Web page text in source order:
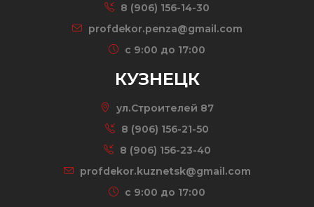
8 (906) 156-14-30
profdekor.penza@gmail.com
c 9:00 до 17:00
КУЗНЕЦК
ул.Строителей 87
8 (906) 156-21-50
8 (906) 156-23-40
profdekor.kuznetsk@gmail.com
c 9:00 до 17:00